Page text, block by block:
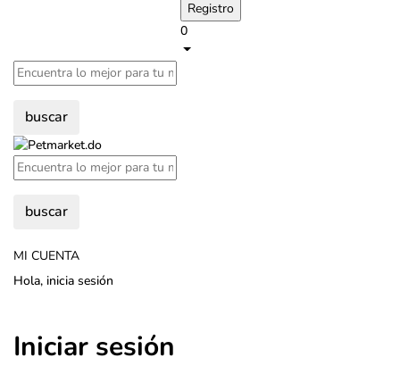
0
buscar
buscar
MI CUENTA
Hola, inicia sesión
Iniciar sesión